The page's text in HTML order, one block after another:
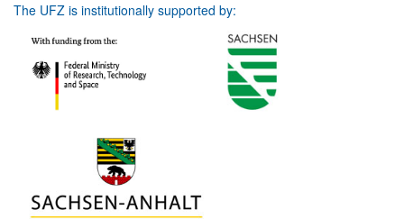
The UFZ is institutionally supported by: